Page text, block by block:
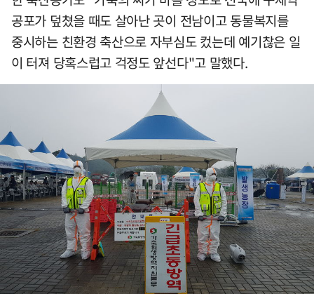
공포가 덮쳤을 때도 살아난 곳이 전남이고 동물복지를
중시하는 친환경 축산으로 자부심도 컸는데 예기찮은 일
이 터져 당혹스럽고 걱정도 앞선다"고 말했다.